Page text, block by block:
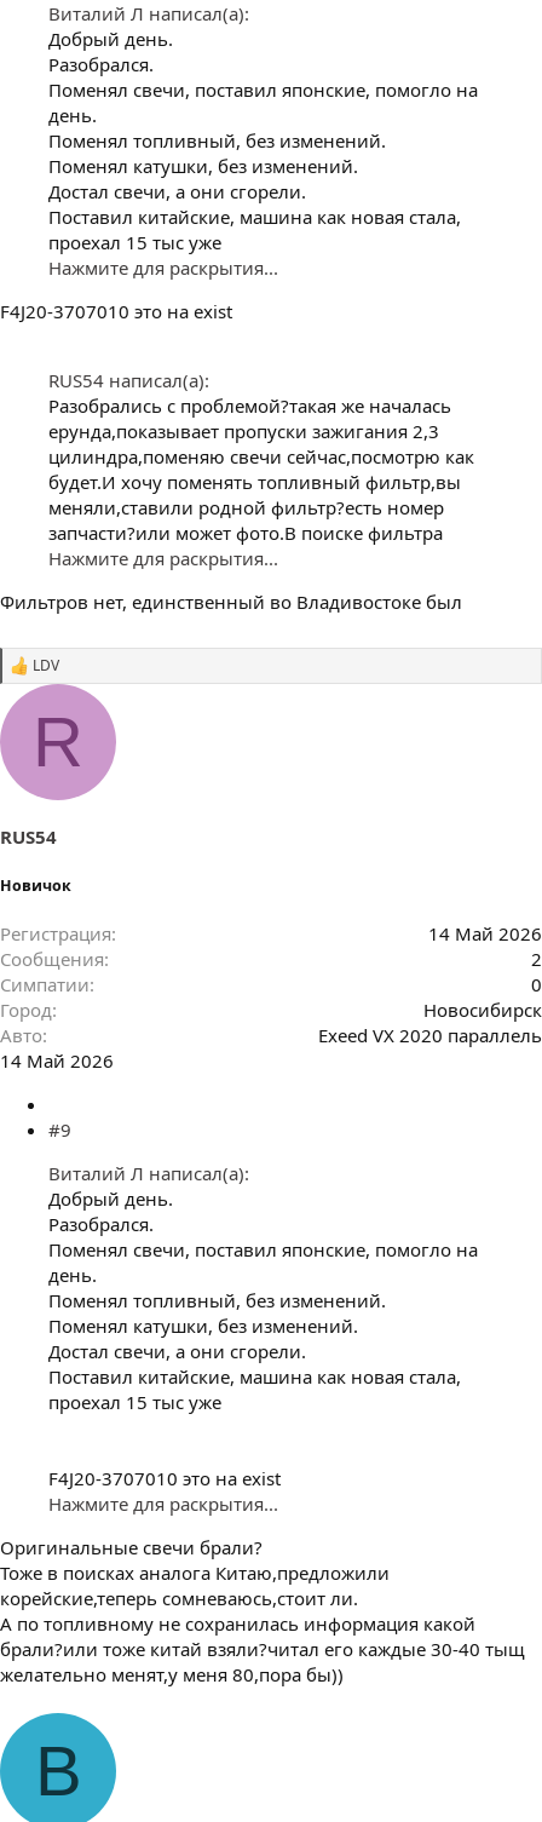
Виталий Л написал(а):
Добрый день.
Разобрался.
Поменял свечи, поставил японские, помогло на
день.
Поменял топливный, без изменений.
Поменял катушки, без изменений.
Достал свечи, а они сгорели.
Поставил китайские, машина как новая стала,
проехал 15 тыс уже
Нажмите для раскрытия...
F4J20-3707010 это на exist
RUS54 написал(а):
Разобрались с проблемой?такая же началась
ерунда,показывает пропуски зажигания 2,3
цилиндра,поменяю свечи сейчас,посмотрю как
будет.И хочу поменять топливный фильтр,вы
меняли,ставили родной фильтр?есть номер
запчасти?или может фото.В поиске фильтра
Нажмите для раскрытия...
Фильтров нет, единственный во Владивостоке был
С
м
т
и
:
LDV
R
RUS54
Новичок
Регистрация
14 Май 2026
Сообщения
2
Симпатии
0
Город
Новосибирск
Авто
Exeed VX 2020 параллель
14 Май 2026
#9
Виталий Л написал(а):
Добрый день.
Разобрался.
Поменял свечи, поставил японские, помогло на
день.
Поменял топливный, без изменений.
Поменял катушки, без изменений.
Достал свечи, а они сгорели.
Поставил китайские, машина как новая стала,
проехал 15 тыс уже
F4J20-3707010 это на exist
Нажмите для раскрытия...
Оригинальные свечи брали?
Тоже в поисках аналога Китаю,предложили
корейские,теперь сомневаюсь,стоит ли.
А по топливному не сохранилась информация какой
брали?или тоже китай взяли?читал его каждые 30-40 тыщ
желательно менят,у меня 80,пора бы))
В